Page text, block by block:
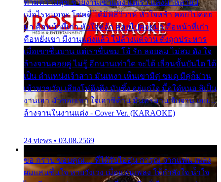
ท่ามความสุขี ช่วยงานเขาแต่ง แต่เรา แล้งมาหลายปี
เมื่อไรหนอจะ โชคดี ได้มีพิธีวิวาห์ หัวใจหล้า คอยไปคอย
มา คือหน้าที่เก่า หัวใจหล้า คอยไปคอยมา คือหน้าที่เก่า
คือหยังเขา มีงานแต่งแล้ว ไปล้างแต่จาน ดั่งถูกประหาร
เมื่อเขาชื่นบาน แต่เราขื่นขม โอ้ รัก ลอยลม ไม่สม ดัง ใจ
ล้างจานคอยคู่ ไม่รู้ อีกนานเท่าใด จะได้ เลื่อนขั้นบันได ได้
เป็น ตำแหน่งเจ้าสาว มันเหงา เห็นเขามีคู่ ซมดู มีคู่ก็ม่วน
เข้าพาขวัญ เสียงโห่ตึงตึง มันซึ้ง อยู่แก่ใจ มื้อใด๋หนอ สิเป็น
งานเฮา มัวซอยเขา ใจเฮาซิด้าน มันทรมาน จับจาน เอย…
ล้างจานในงานแต่ง - Cover Ver. (KARAOKE)
24 views • 03.08.2569
ขอ กราบ ขอบคุณ.... ที่ได้รับไออุ่น การุณ จากแฟน เพลง
ผมแสนชื่นใจ หายวังเวง เมื่อแฟนเพลง ให้กำลังใจ น้ำใจ